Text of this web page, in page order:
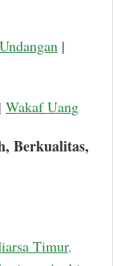
|
| Wakaf Uang
Berkualitas,
Timur,